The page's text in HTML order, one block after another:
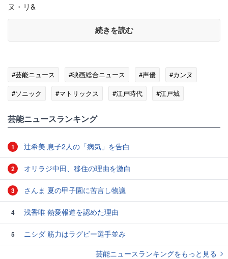
ヌ・リ&
続きを読む
#芸能ニュース #映画総合ニュース #声優
#カンヌ
#ソニック
#マトリックス #江戸時代
#江戸城
芸能ニュースランキング
1 辻希美 息子2人の「病気」を告白
2 オリラジ中田、移住の理由を激白
3 さんま 夏の甲子園に苦言し物議
4 浅香唯 熱愛報道を認めた理由
5
ニシダ 筋力はラグビー選手並み
芸能ニュースランキングをもっと見る